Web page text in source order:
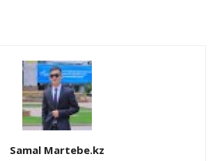
Samal Martebe.kz